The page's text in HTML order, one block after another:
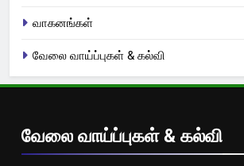
வாகனங்கள்
வேலை வாய்ப்புகள் & கல்வி
வேலை வாய்ப்புகள் & கல்வி